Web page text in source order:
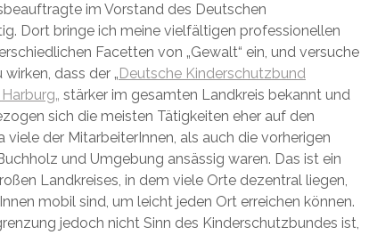
im Vorstand des Deutschen
Dort bringe ich meine vielfältigen professionellen
Facetten von „Gewalt“ ein, und versuche
dass der „ Deutsche Kinderschutzbund
Harburg„ stärker im gesamten Landkreis bekannt und
sich die meisten Tätigkeiten eher auf den
viele der MitarbeiterInnen, als auch die vorherigen
und Umgebung ansässig waren. Das ist ein
Landkreises, in dem viele Orte dezentral liegen,
mobil sind, um leicht jeden Ort erreichen können.
jedoch nicht Sinn des Kinderschutzbundes ist,